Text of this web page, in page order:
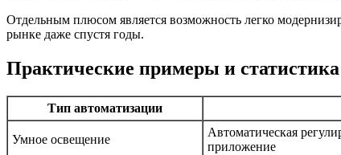
Отдельным плюсом является возможность легко
рынке даже спустя годы.
Практические примеры и статистика
Тип автоматизации
Умное освещение
Автоматическая
приложение